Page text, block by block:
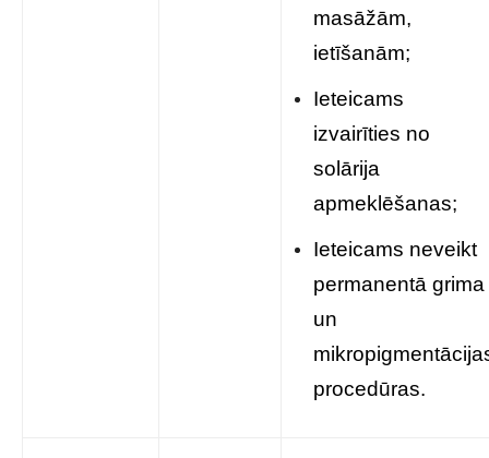
masāžām,
ietīšanām;
Ieteicams
izvairīties no
solārija
apmeklēšanas;
Ieteicams neveikt
permanentā grima
un
procedūras.